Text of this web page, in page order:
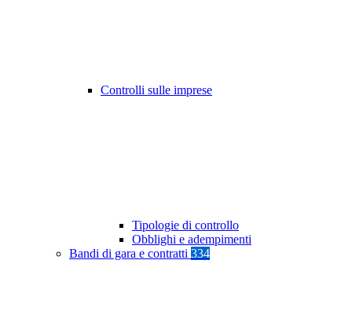
Controlli sulle imprese
Tipologie di controllo
Obblighi e adempimenti
Bandi di gara e contratti 334